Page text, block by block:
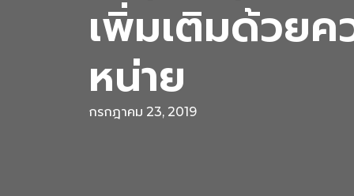
เพิ่มเติมด้วยค
หน่าย
กรกฎาคม 23, 2019